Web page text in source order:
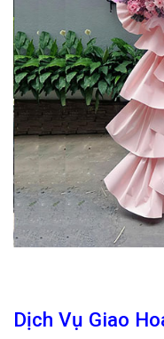
Dịch Vụ Giao